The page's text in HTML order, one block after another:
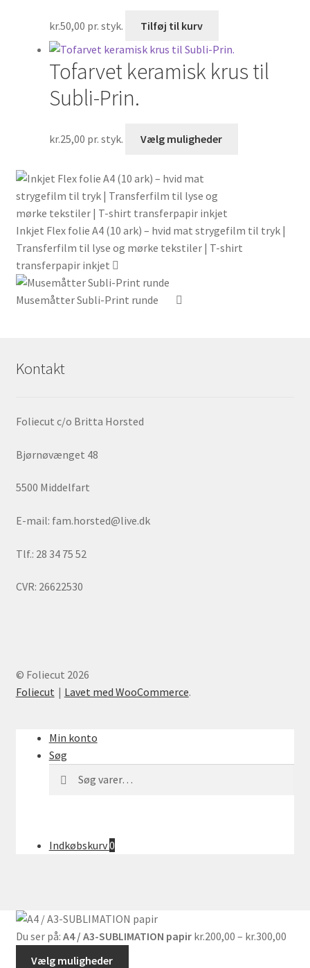
kr.50,00 pr. styk. Tilføj til kurv
Tofarvet keramisk krus til
Subli-Prin.
kr.25,00 pr. styk. Vælg muligheder
kan
vælges
Inkjet Flex folie A4 (10 ark) – hvid mat strygefilm til tryk |
Transferfilm til lyse og mørke tekstiler | T-shirt
transferpapir inkjet
Musemåtter Subli-Print runde
Kontakt
Foliecut c/o Britta Horsted
Bjørnøvænget 48
5500 Middelfart
E-mail: fam.horsted@live.dk
Tlf.: 28 34 75 52
CVR: 26622530
© Foliecut 2026
Foliecut
Lavet med WooCommerce.
Min konto
Søg
Indkøbskurv0
Du ser på: A4 / A3-SUBLIMATION papir kr.200,00 – kr.300,00
Vælg muligheder